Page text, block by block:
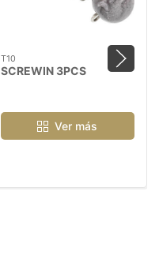
T10
SCREWIN 3PCS
Ver más